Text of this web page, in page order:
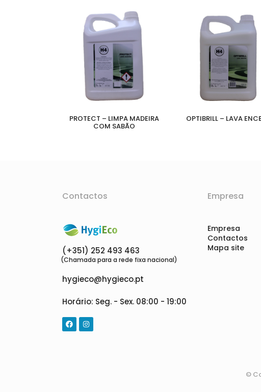
PROTECT – LIMPA MADEIRA
COM SABÃO
OPTIBRILL – LAVA
Contactos
(+351) 252 493 463
(Chamada para a rede fixa nacional)
hygieco@hygieco.pt
Horário: Seg. - Sex. 08:00 - 19:00
Empresa
Empresa
Contactos
Mapa site
©